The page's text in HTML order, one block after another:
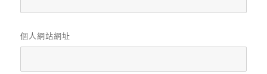
個人網站網址